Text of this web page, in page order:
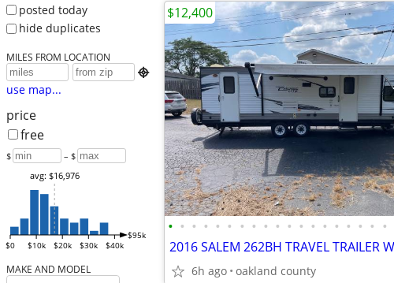
posted today
hide duplicates
MILES FROM LOCATION

use map...
price
free
$ – $
$0 $10k $20k $30k $40k
$95k
avg: $16,976
MAKE AND MODEL
• • • • • • • • • • • • • • • • • • •
6h ago oakland county
$12,400